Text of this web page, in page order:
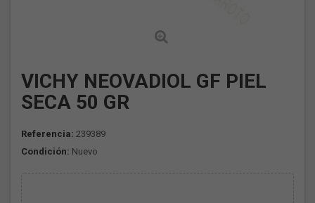
VICHY NEOVADIOL GF PIEL
SECA 50 GR
Referencia: 239389
Condición: Nuevo